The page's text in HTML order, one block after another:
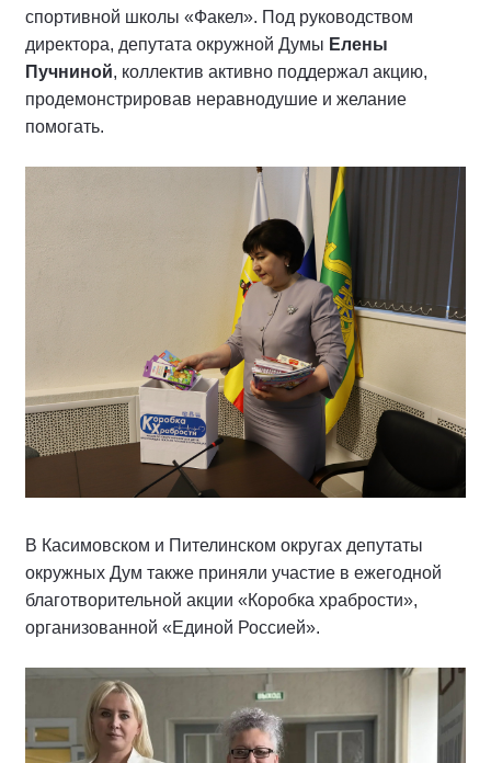
спортивной школы «Факел». Под руководством
директора, депутата окружной Думы Елены
Пучниной, коллектив активно поддержал акцию,
продемонстрировав неравнодушие и желание
помогать.
В Касимовском и Пителинском округах депутаты
окружных Дум также приняли участие в ежегодной
благотворительной акции «Коробка храбрости»,
организованной «Единой Россией».